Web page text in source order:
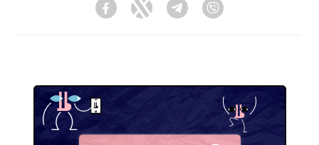
FacebookTwitter Telegram